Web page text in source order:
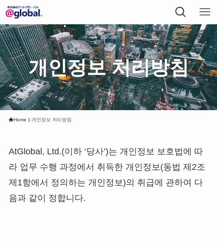
개인정보 처리방침
Home 개인정보 처리방침
AtGlobal, Ltd.(이하 ‘당사’)는 개인정보 보호법에 따
라 업무 수행 과정에서 취득한 개인정보(동법 제2조
제1항에서 정의하는 개인정보)의 취급에 관하여 다
음과 같이 정합니다.